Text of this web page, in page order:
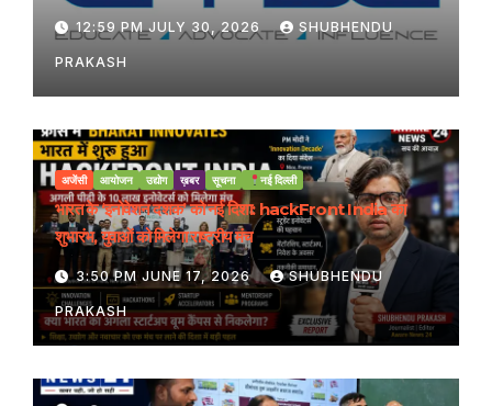
12:59 PM JULY 30, 2026 SHUBHENDU
PRAKASH
अजेंसी आयोजन उद्योग ख़बर सूचना नई दिल्ली
भारत के ‘इनोवेशन दशक’ को नई दिशा: hackFront India का
शुभारंभ, युवाओं को मिलेगा राष्ट्रीय मंच
3:50 PM JUNE 17, 2026 SHUBHENDU
PRAKASH